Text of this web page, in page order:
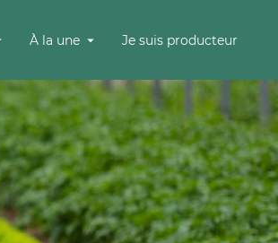
À la une Je suis producteur